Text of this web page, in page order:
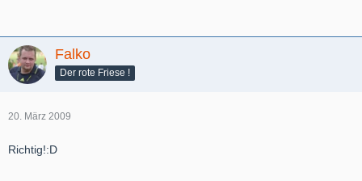
Falko
Der rote Friese !
20. März 2009
Richtig!:D